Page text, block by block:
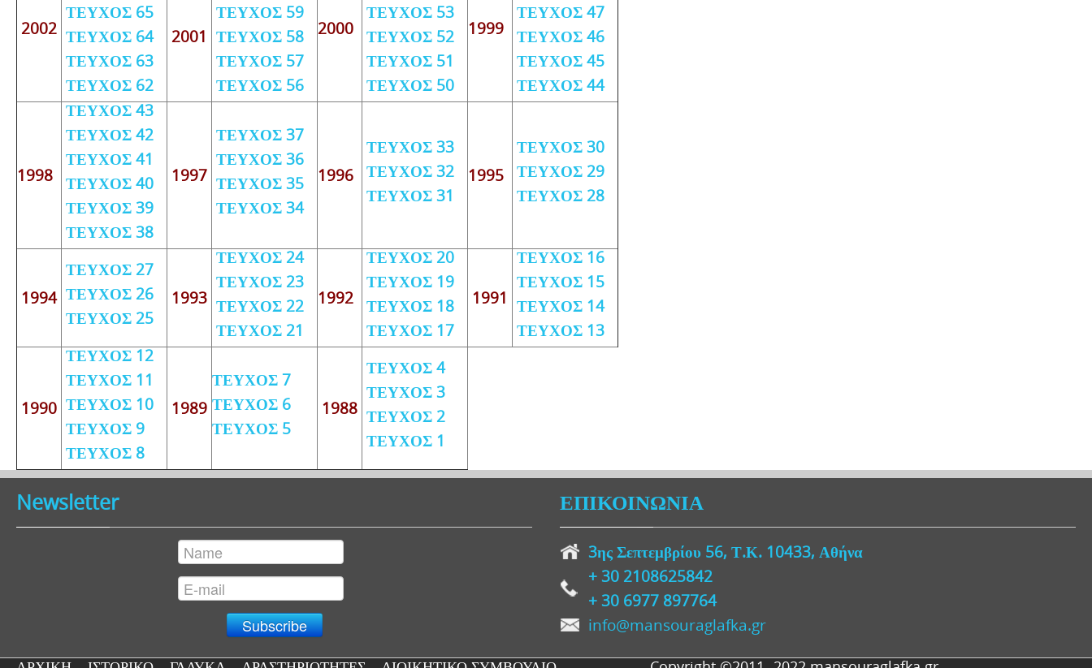
2002
ΤΕΥΧΟΣ 65
ΤΕΥΧΟΣ 64
ΤΕΥΧΟΣ 63
ΤΕΥΧΟΣ 62
2001
ΤΕΥΧΟΣ 59
ΤΕΥΧΟΣ 58
ΤΕΥΧΟΣ 57
ΤΕΥΧΟΣ 56
2000
ΤΕΥΧΟΣ 53
ΤΕΥΧΟΣ 52
ΤΕΥΧΟΣ 51
ΤΕΥΧΟΣ 50
1999
ΤΕΥΧΟΣ 47
ΤΕΥΧΟΣ 46
ΤΕΥΧΟΣ 45
ΤΕΥΧΟΣ 44
1998
ΤΕΥΧΟΣ 43
ΤΕΥΧΟΣ 42
ΤΕΥΧΟΣ 41
ΤΕΥΧΟΣ 40
ΤΕΥΧΟΣ 39
ΤΕΥΧΟΣ 38
1997
ΤΕΥΧΟΣ 37
ΤΕΥΧΟΣ 36
ΤΕΥΧΟΣ 35
ΤΕΥΧΟΣ 34
1996
ΤΕΥΧΟΣ 33
ΤΕΥΧΟΣ 32
ΤΕΥΧΟΣ 31
1995
ΤΕΥΧΟΣ 30
ΤΕΥΧΟΣ 29
ΤΕΥΧΟΣ 28
1994
ΤΕΥΧΟΣ 27
ΤΕΥΧΟΣ 26
ΤΕΥΧΟΣ 25
1993
ΤΕΥΧΟΣ 24
ΤΕΥΧΟΣ 23
ΤΕΥΧΟΣ 22
ΤΕΥΧΟΣ 21
1992
ΤΕΥΧΟΣ 20
ΤΕΥΧΟΣ 19
ΤΕΥΧΟΣ 18
ΤΕΥΧΟΣ 17
1991
ΤΕΥΧΟΣ 16
ΤΕΥΧΟΣ 15
ΤΕΥΧΟΣ 14
ΤΕΥΧΟΣ 13
1990
ΤΕΥΧΟΣ 12
ΤΕΥΧΟΣ 11
ΤΕΥΧΟΣ 10
ΤΕΥΧΟΣ 9
ΤΕΥΧΟΣ 8
1989
ΤΕΥΧΟΣ 7
ΤΕΥΧΟΣ 6
ΤΕΥΧΟΣ 5
1988
ΤΕΥΧΟΣ 4
ΤΕΥΧΟΣ 3
ΤΕΥΧΟΣ 2
ΤΕΥΧΟΣ 1
Newsletter ΕΠΙΚΟΙΝΩΝΙΑ
3ης Σεπτεμβρίου 56, Τ.Κ. 10433, Αθήνα
+ 30 2108625842
+ 30 6977 897764
info@mansouraglafka.gr